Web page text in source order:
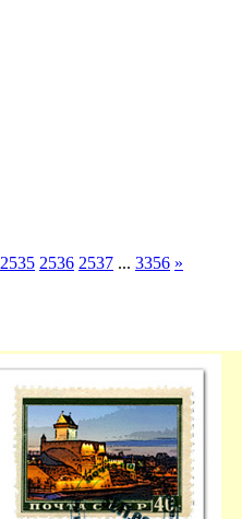
2535 2536 2537 ... 3356 »